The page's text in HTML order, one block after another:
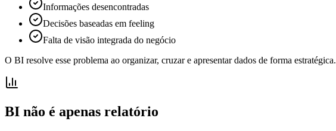
Informações desencontradas
Decisões baseadas em feeling
Falta de visão integrada do negócio
O BI resolve esse problema ao organizar, cruzar e apresentar dados de forma estratégica.
BI não é apenas relatório